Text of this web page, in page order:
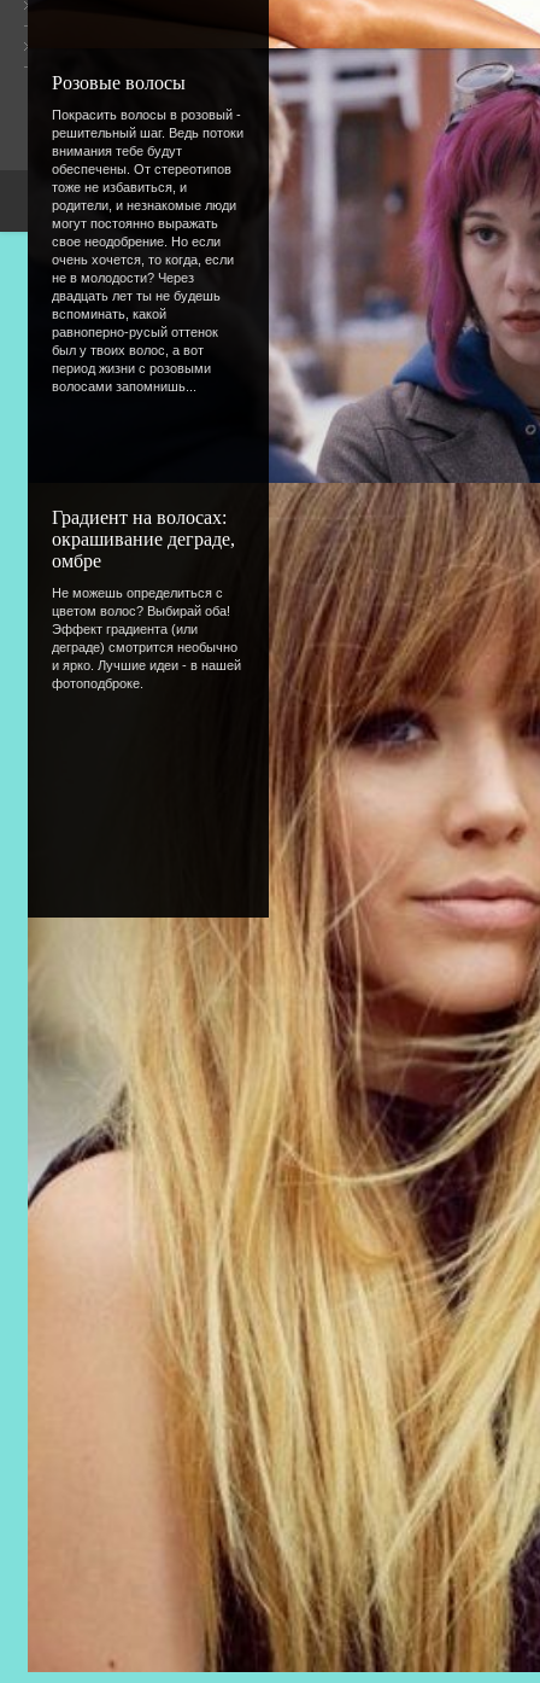
Розовые волосы
Покрасить волосы в розовый -
решительный шаг. Ведь потоки
внимания тебе будут
обеспечены. От стереотипов
тоже не избавиться, и
родители, и незнакомые люди
могут постоянно выражать
свое неодобрение. Но если
очень хочется, то когда, если
не в молодости? Через
двадцать лет ты не будешь
вспоминать, какой
равноперно-русый оттенок
был у твоих волос, а вот
период жизни с розовыми
волосами запомнишь...
Градиент на волосах:
окрашивание деграде,
омбре
Не можешь определиться с
цветом волос? Выбирай оба!
Эффект градиента (или
деграде) смотрится необычно
и ярко. Лучшие идеи - в нашей
фотоподброке.
Онлайн всего:3
Гостей:3
Пользователей:
0
Copyright